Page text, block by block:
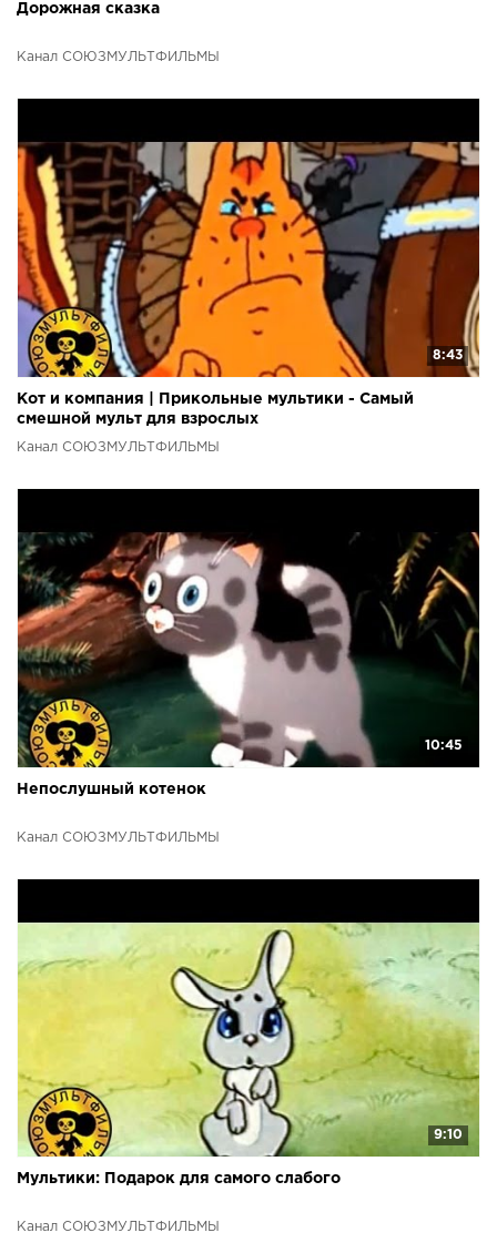
Дорожная сказка
Канал СОЮЗМУЛЬТФИЛЬМЫ
8:43
Кот и компания | Прикольные мультики - Самый
смешной мульт для взрослых
Канал СОЮЗМУЛЬТФИЛЬМЫ
10:45
Непослушный котенок
Канал СОЮЗМУЛЬТФИЛЬМЫ
9:10
Мультики: Подарок для самого слабого
Канал СОЮЗМУЛЬТФИЛЬМЫ